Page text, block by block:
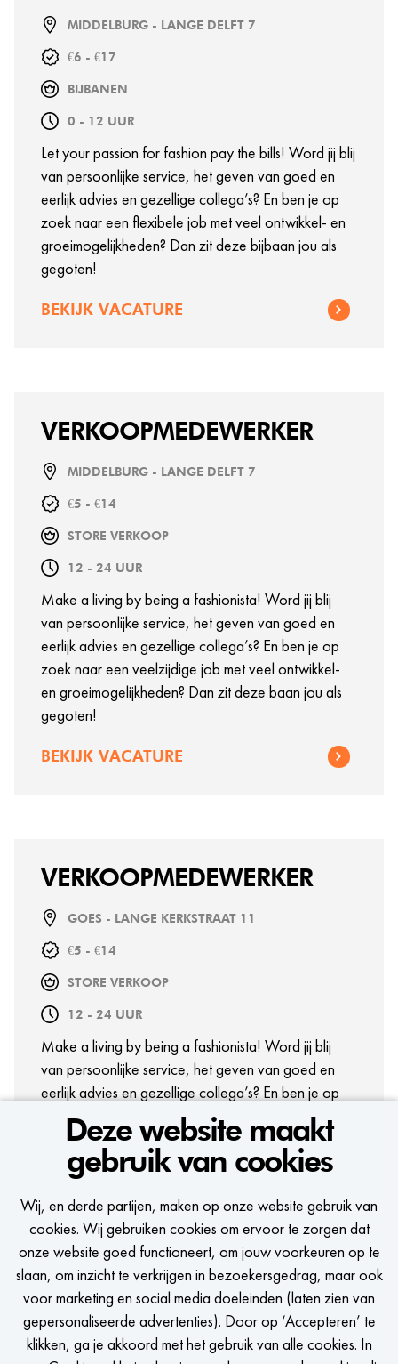
Deze website maakt
gebruik van cookies
Wij, en derde partijen, maken op onze website gebruik van
cookies. Wij gebruiken cookies om ervoor te zorgen dat
onze website goed functioneert, om jouw voorkeuren op te
slaan, om inzicht te verkrijgen in bezoekersgedrag, maar ook
voor marketing en social media doeleinden (laten zien van
gepersonaliseerde advertenties). Door op ‘Accepteren’ te
klikken, ga je akkoord met het gebruik van alle cookies. In
MIDDELBURG - LANGE DELFT 7
€6 - €17
BIJBANEN
0 - 12 UUR
Let your passion for fashion pay the bills! Word jij blij
van persoonlijke service, het geven van goed en
eerlijk advies en gezellige collega’s? En ben je op
zoek naar een flexibele job met veel ontwikkel- en
groeimogelijkheden? Dan zit deze bijbaan jou als
gegoten!
BEKIJK VACATURE
VERKOOPMEDEWERKER
MIDDELBURG - LANGE DELFT 7
€5 - €14
STORE VERKOOP
12 - 24 UUR
Make a living by being a fashionista! Word jij blij
van persoonlijke service, het geven van goed en
eerlijk advies en gezellige collega’s? En ben je op
zoek naar een veelzijdige job met veel ontwikkel-
en groeimogelijkheden? Dan zit deze baan jou als
gegoten!
BEKIJK VACATURE
VERKOOPMEDEWERKER
GOES - LANGE KERKSTRAAT 11
€5 - €14
STORE VERKOOP
12 - 24 UUR
Make a living by being a fashionista! Word jij blij
van persoonlijke service, het geven van goed en
eerlijk advies en gezellige collega’s? En ben je op
zoek naar een veelzijdige job met veel ontwikkel-
en groeimogelijkheden? Dan zit deze baan jou als
gegoten!
BEKIJK VACATURE
BEKIJK MEER VACATURES